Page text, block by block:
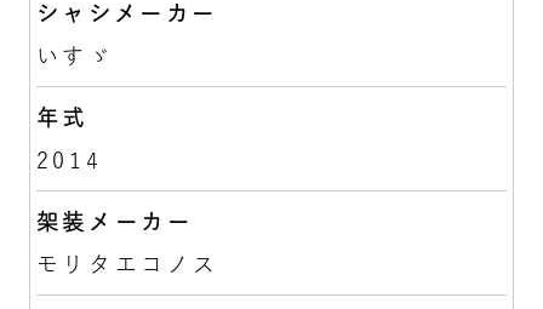
シャシメーカー
いすゞ
年式
2014
架装メーカー
モリタエコノス